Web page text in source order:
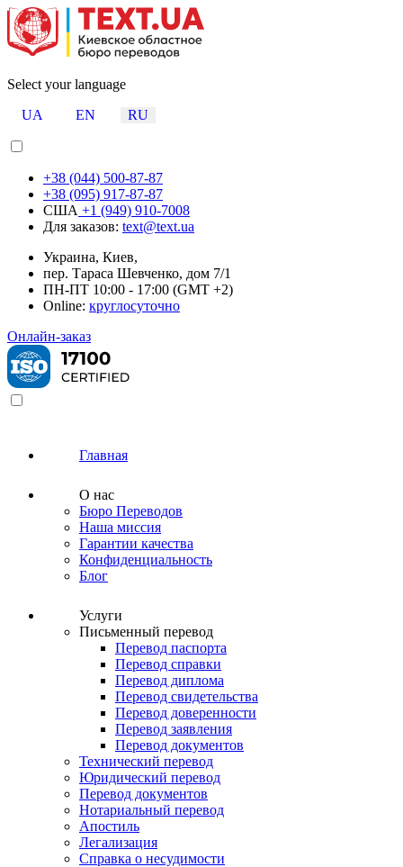
Select your language
UA
EN RU
+38 (044) 500-87-87
+38 (095) 917-87-87
США +1 (949) 910-7008
Для заказов: text@text.ua
Украина, Киев,
пер. Тараса Шевченко, дом 7/1
ПН-ПТ 10:00 - 17:00 (GMT +2)
Online: круглосуточно
Онлайн-заказ
Главная
О нас
Бюро Переводов
Наша миссия
Гарантии качества
Конфиденциальность
Блог
Услуги
Письменный перевод
Перевод паспорта
Перевод справки
Перевод диплома
Перевод свидетельства
Перевод доверенности
Перевод заявления
Перевод документов
Технический перевод
Юридический перевод
Перевод документов
Нотариальный перевод
Апостиль
Легализация
Справка о несудимости